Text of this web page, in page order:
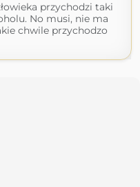
przychodzi taki
No musi, nie ma
chwile przychodzo